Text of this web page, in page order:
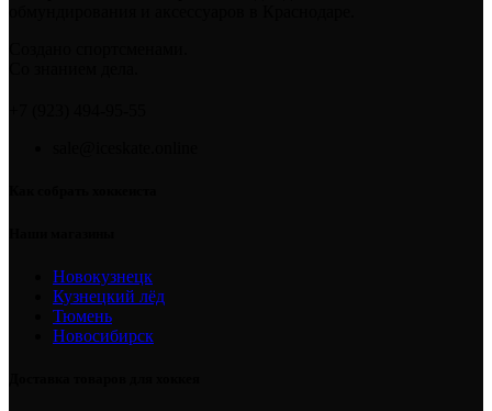
Новокузнецк
Кузнецкий лёд
Тюмень
Новосибирск